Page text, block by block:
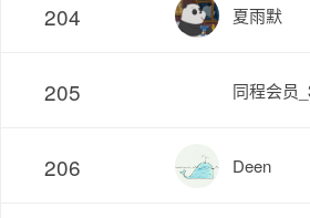
204 夏雨默
205 同程会员
206 Deen